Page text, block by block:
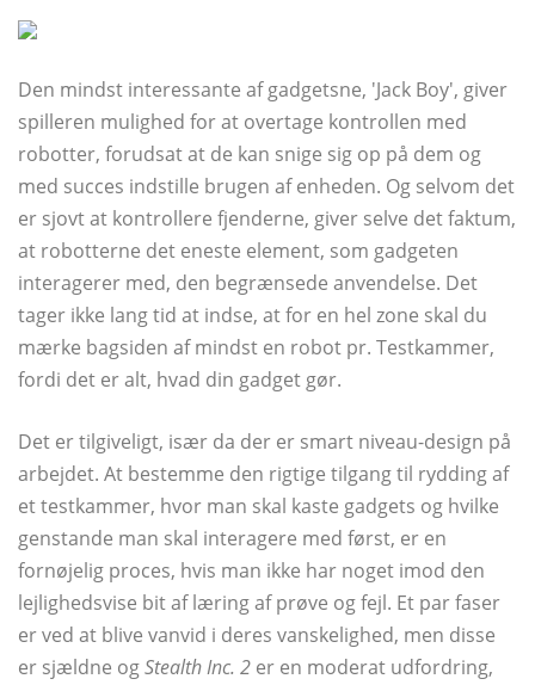
Den mindst interessante af gadgetsne, 'Jack Boy', giver
spilleren mulighed for at overtage kontrollen med
robotter, forudsat at de kan snige sig op på dem og
med succes indstille brugen af ​​enheden. Og selvom det
er sjovt at kontrollere fjenderne, giver selve det faktum,
at robotterne det eneste element, som gadgeten
interagerer med, den begrænsede anvendelse. Det
tager ikke lang tid at indse, at for en hel zone skal du
mærke bagsiden af ​​mindst en robot pr. Testkammer,
fordi det er alt, hvad din gadget gør.
Det er tilgiveligt, især da der er smart niveau-design på
arbejdet. At bestemme den rigtige tilgang til rydding af
et testkammer, hvor man skal kaste gadgets og hvilke
genstande man skal interagere med først, er en
fornøjelig proces, hvis man ikke har noget imod den
lejlighedsvise bit af læring af prøve og fejl. Et par faser
er ved at blive vanvid i deres vanskelighed, men disse
er sjældne ogStealth Inc. 2 er en moderat udfordring,